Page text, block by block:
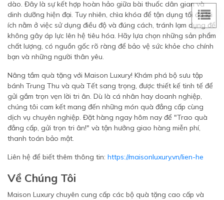
dào. Đây là sự kết hợp hoàn hảo giữa bài thuốc dân gian và
dinh dưỡng hiện đại. Tuy nhiên, chìa khóa để tận dụng tối đa lợi
ích nằm ở việc sử dụng điều độ và đúng cách, tránh lạm dụng để
không gây áp lực lên hệ tiêu hóa. Hãy lựa chọn những sản phẩm
chất lượng, có nguồn gốc rõ ràng để bảo vệ sức khỏe cho chính
bạn và những người thân yêu.
Nâng tầm quà tặng với Maison Luxury! Khám phá bộ sưu tập
bánh Trung Thu và quà Tết sang trọng, được thiết kế tinh tế để
gửi gắm trọn vẹn lời tri ân. Dù là cá nhân hay doanh nghiệp,
chúng tôi cam kết mang đến những món quà đẳng cấp cùng
dịch vụ chuyên nghiệp. Đặt hàng ngay hôm nay để "Trao quà
đẳng cấp, gửi trọn tri ân!" và tận hưởng giao hàng miễn phí,
thanh toán bảo mật.
Liên hệ để biết thêm thông tin: https://maisonluxury.vn/lien-he
Về Chúng Tôi
Maison Luxury chuyên cung cấp các bộ quà tặng cao cấp và